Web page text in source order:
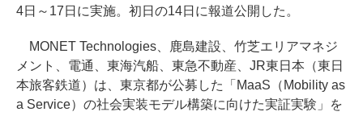
4日～17日に実施。初日の14日に報道公開した。
MONET Technologies、鹿島建設、竹芝エリアマネジ
メント、電通、東海汽船、東急不動産、JR東日本（東日
本旅客鉄道）は、東京都が公募した「MaaS（Mobility as
a Service）の社会実装モデル構築に向けた実証実験」を